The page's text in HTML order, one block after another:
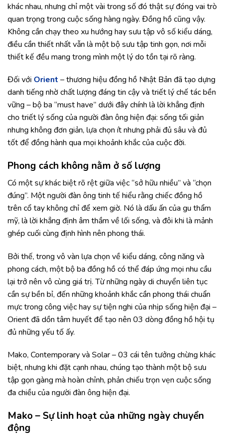
khác nhau, nhưng chỉ một vài trong số đó thật sự đóng vai trò
quan trọng trong cuộc sống hàng ngày. Đồng hồ cũng vậy.
Không cần chạy theo xu hướng hay sưu tập vô số kiểu dáng,
điều cần thiết nhất vẫn là một bộ sưu tập tinh gọn, nơi mỗi
thiết kế đều mang trong mình một lý do tồn tại rõ ràng.
Đối với Orient – thương hiệu đồng hồ Nhật Bản đã tạo dựng
danh tiếng nhờ chất lượng đáng tin cậy và triết lý chế tác bền
vững – bộ ba “must have” dưới đây chính là lời khẳng định
cho triết lý sống của người đàn ông hiện đại: sống tối giản
nhưng không đơn giản, lựa chọn ít nhưng phải đủ sâu và đủ
tốt để đồng hành qua mọi khoảnh khắc của cuộc đời.
Phong cách không nằm ở số lượng
Có một sự khác biệt rõ rệt giữa việc “sở hữu nhiều” và “chọn
đúng”. Một người đàn ông tinh tế hiểu rằng chiếc đồng hồ
trên cổ tay không chỉ để xem giờ. Nó là dấu ấn của gu thẩm
mỹ, là lời khẳng định âm thầm về lối sống, và đôi khi là mảnh
ghép cuối cùng định hình nên phong thái.
Bởi thế, trong vô vàn lựa chọn về kiểu dáng, công năng và
phong cách, một bộ ba đồng hồ có thể đáp ứng mọi nhu cầu
lại trở nên vô cùng giá trị. Từ những ngày di chuyển liên tục
cần sự bền bỉ, đến những khoảnh khắc cần phong thái chuẩn
mực trong công việc hay sự tiện nghi của nhịp sống hiện đại –
Orient đã dồn tâm huyết để tạo nên 03 dòng đồng hồ hội tụ
đủ những yếu tố ấy.
Mako, Contemporary và Solar – 03 cái tên tưởng chừng khác
biệt, nhưng khi đặt cạnh nhau, chúng tạo thành một bộ sưu
tập gọn gàng mà hoàn chỉnh, phản chiếu trọn vẹn cuộc sống
đa chiều của người đàn ông hiện đại.
Mako – Sự linh hoạt của những ngày chuyển
động